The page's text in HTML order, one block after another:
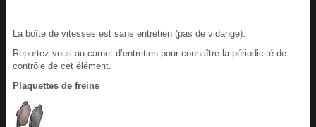
La boîte de vitesses est sans entretien (pas de vidange).
Reportez-vous au carnet d’entretien pour connaître la périodicité de
contrôle de cet élément.
Plaquettes de freins